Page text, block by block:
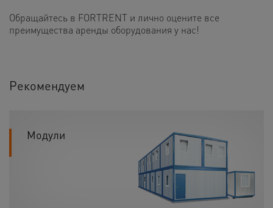
Обращайтесь в FORTRENT и лично оцените все
преимущества аренды оборудования у нас!
Рекомендуем
Модули